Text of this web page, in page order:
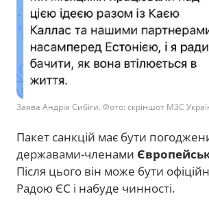
Заява Андрія Сибіги. Фото: скріншот МЗС
Пакет санкцій має бути
державами-членами
Після цього він може бути
Радою ЄС і набуде чинності.